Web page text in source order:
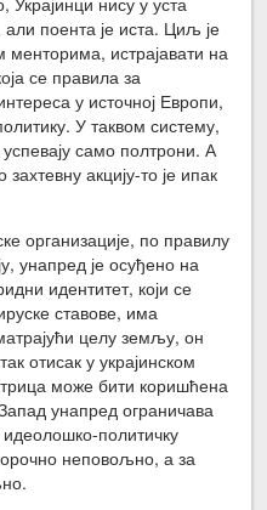
поента је иста. Циљ је
менторима, истрајавати на
се правила за
у источној Европи,
У таквом систему,
само полтрони. А
акцију-то је ипак
организације, по правилу
унапред је осуђено на
идентитет, који се
ставове, има
целу земљу, он
отисак у украјинском
може бити коришћена
унапред ограничава
идеолошко-политичку
неповољно, а за